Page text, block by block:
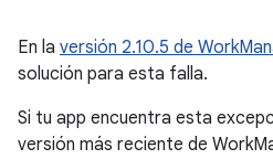
En la versión 2.10.5 de
solución para esta falla.
Si tu app encuentra esta
versión más reciente de